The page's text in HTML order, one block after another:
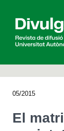
05/2015
El